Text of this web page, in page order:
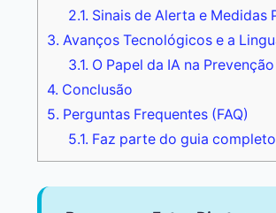
2.1. Sinais de Alerta e Medidas
3. Avanços Tecnológicos e a
3.1. O Papel da IA na
4. Conclusão
5. Perguntas Frequentes (FAQ)
5.1. Faz parte do guia